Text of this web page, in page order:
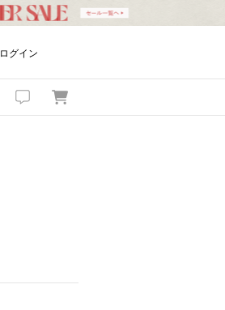
ログイン